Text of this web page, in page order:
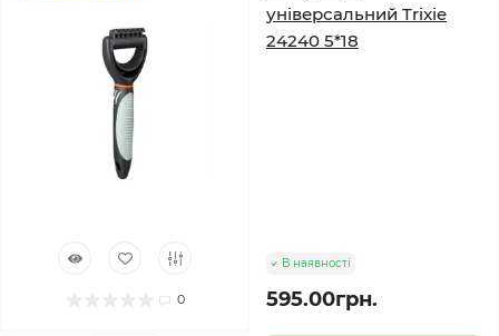
0
універсальний Trixie
24240 5*18
В наявності
595.00грн.